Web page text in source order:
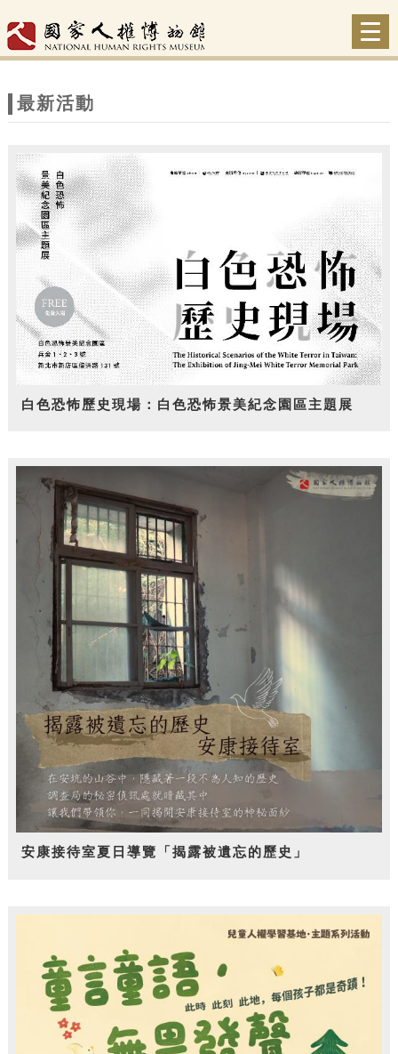
站
題
最新活動
白色恐怖歷史現場：白色恐怖景美紀念園區主題展
安康接待室夏日導覽「揭露被遺忘的歷史」